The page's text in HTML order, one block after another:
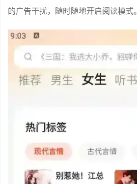
的广告干扰，随时随地开启阅读模式。